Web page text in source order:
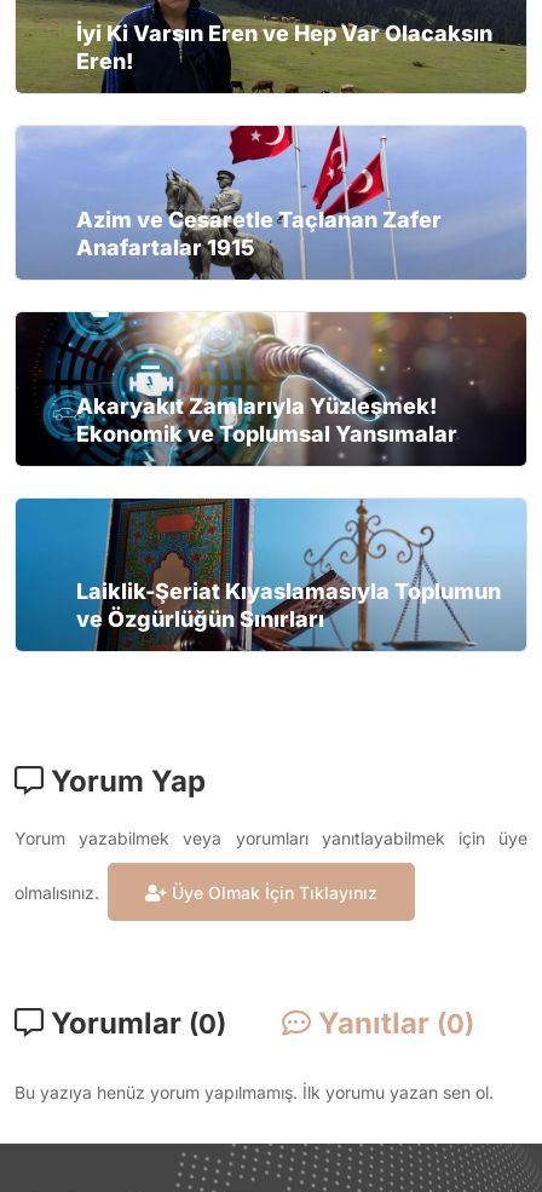
İyi Ki Varsın Eren ve Hep Var Olacaksın
Eren!
Azim ve Cesaretle Taçlanan Zafer
Anafartalar 1915
Akaryakıt Zamlarıyla Yüzleşmek!
Ekonomik ve Toplumsal Yansımalar
Laiklik-Şeriat Kıyaslamasıyla Toplumun
ve Özgürlüğün Sınırları
Yorum Yap
Yorum yazabilmek veya yorumları yanıtlayabilmek için üye
olmalısınız. Üye Olmak İçin Tıklayınız
Yorumlar (0) Yanıtlar (0)
Bu yazıya henüz yorum yapılmamış. İlk yorumu yazan sen ol.